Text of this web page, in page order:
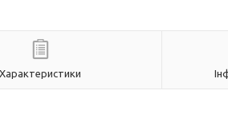
Характеристики